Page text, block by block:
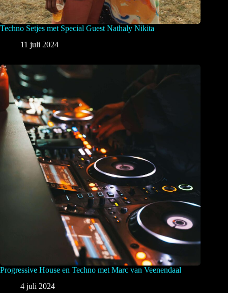
Techno Setjes met Special Guest Nathaly Nikita
11 juli 2024
Progressive House en Techno met Marc van Veenendaal
4 juli 2024